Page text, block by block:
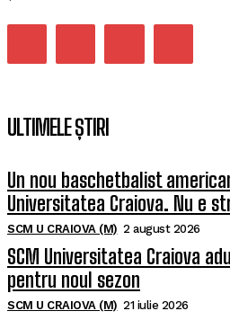
ULTIMELE ȘTIRI
Un nou baschetbalist
Universitatea Craiova. Nu e
SCM U CRAIOVA (M) 2 august 2026
SCM Universitatea Craiova
pentru noul sezon
SCM U CRAIOVA (M) 21 iulie 2026